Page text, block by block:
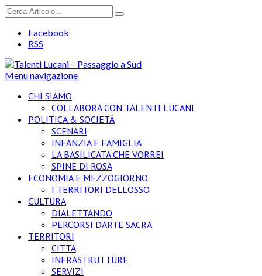
Facebook
RSS
Menu navigazione
CHI SIAMO
COLLABORA CON TALENTI LUCANI
POLITICA & SOCIETÁ
SCENARI
INFANZIA E FAMIGLIA
LA BASILICATA CHE VORREI
SPINE DI ROSA
ECONOMIA E MEZZOGIORNO
I TERRITORI DELL’OSSO
CULTURA
DIALETTANDO
PERCORSI D’ARTE SACRA
TERRITORI
CITTA
INFRASTRUTTURE
SERVIZI